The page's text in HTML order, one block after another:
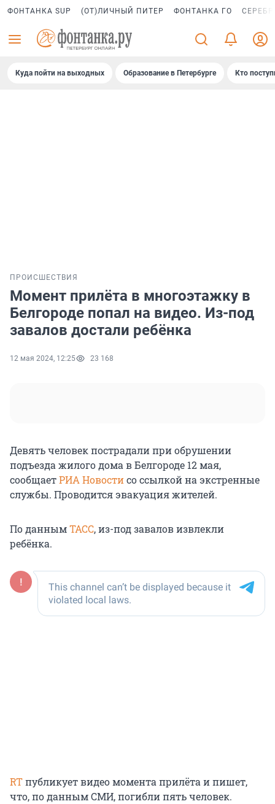
ФОНТАНКА SUP (ОТ)ЛИЧНЫЙ ПИТЕР ФОНТАНКА ГО
Куда пойти на выходных Образование в Петербурге Кто
ПРОИСШЕСТВИЯ
Момент прилёта в многоэтажку в
Белгороде попал на видео. Из-под
завалов достали ребёнка
12 мая 2024, 12:25 23 168
Девять человек пострадали при обрушении
подъезда жилого дома в Белгороде 12 мая,
сообщаетРИА Новостисо ссылкой на экстренные
службы. Проводится эвакуация жителей.
По даннымТАСС, из-под завалов извлекли
ребёнка.
RTпубликует видео момента прилёта и пишет,
что, по данным СМИ, погибли пять человек.